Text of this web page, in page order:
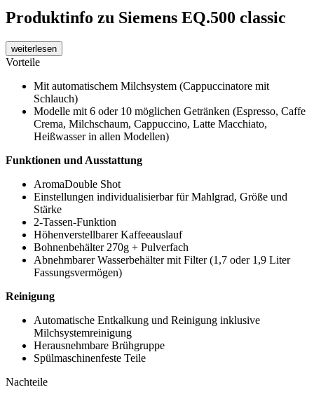
Produktinfo zu Siemens EQ.500 classic
weiterlesen
Vorteile
Mit automatischem Milchsystem (Cappuccinatore mit
Schlauch)
Modelle mit 6 oder 10 möglichen Getränken (Espresso, Caffe
Crema, Milchschaum, Cappuccino, Latte Macchiato,
Heißwasser in allen Modellen)
Funktionen und Ausstattung
AromaDouble Shot
Einstellungen individualisierbar für Mahlgrad, Größe und
Stärke
2-Tassen-Funktion
Höhenverstellbarer Kaffeeauslauf
Bohnenbehälter 270g + Pulverfach
Abnehmbarer Wasserbehälter mit Filter (1,7 oder 1,9 Liter
Fassungsvermögen)
Reinigung
Automatische Entkalkung und Reinigung inklusive
Milchsystemreinigung
Herausnehmbare Brühgruppe
Spülmaschinenfeste Teile
Nachteile